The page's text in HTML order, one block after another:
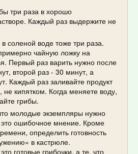
три раза в хорошо
Каждый раз выдержите не
соленой воде тоже три раза.
чайную ложку на
Первый раз варить нужно после
второй раз - 30 минут, а
Каждый раз заливайте продукт
кипятком. Когда меняете воду,
грибы.
молодые экземпляры нужно
ошибочное мнение. Кроме
определить готовность
в кастрюле.
готовые грибочки, а те, что